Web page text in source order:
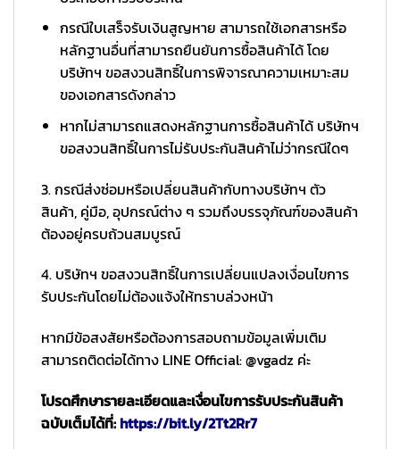
กรณีใบเสร็จรับเงินสูญหาย สามารถใช้เอกสารหรือ
หลักฐานอื่นที่สามารถยืนยันการซื้อสินค้าได้ โดย
บริษัทฯ ขอสงวนสิทธิ์ในการพิจารณาความเหมาะสม
ของเอกสารดังกล่าว
หากไม่สามารถแสดงหลักฐานการซื้อสินค้าได้ บริษัทฯ
ขอสงวนสิทธิ์ในการไม่รับประกันสินค้าไม่ว่ากรณีใดๆ
3. กรณีส่งซ่อมหรือเปลี่ยนสินค้ากับทางบริษัทฯ ตัว
สินค้า, คู่มือ, อุปกรณ์ต่าง ๆ รวมถึงบรรจุภัณฑ์ของสินค้า
ต้องอยู่ครบถ้วนสมบูรณ์
4. บริษัทฯ ขอสงวนสิทธิ์ในการเปลี่ยนแปลงเงื่อนไขการ
รับประกันโดยไม่ต้องแจ้งให้ทราบล่วงหน้า
หากมีข้อสงสัยหรือต้องการสอบถามข้อมูลเพิ่มเติม
สามารถติดต่อได้ทาง LINE Official: @vgadz ค่ะ
โปรดศึกษารายละเอียดและเงื่อนไขการรับประกันสินค้า
ฉบับเต็มได้ที่:https://bit.ly/2Tt2Rr7